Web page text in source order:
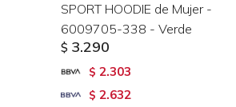
SPORT HOODIE de Mujer -
6009705-338 - Verde
$ 3.290
$ 2.303
$ 2.632